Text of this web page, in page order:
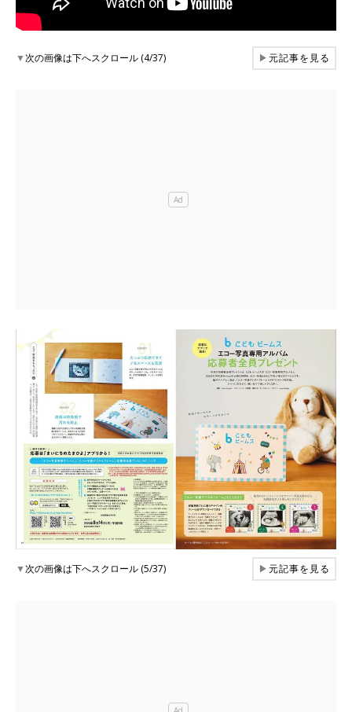
▼次の画像は下へスクロール (4/37) ▶元記事を見る
▼次の画像は下へスクロール (5/37) ▶元記事を見る